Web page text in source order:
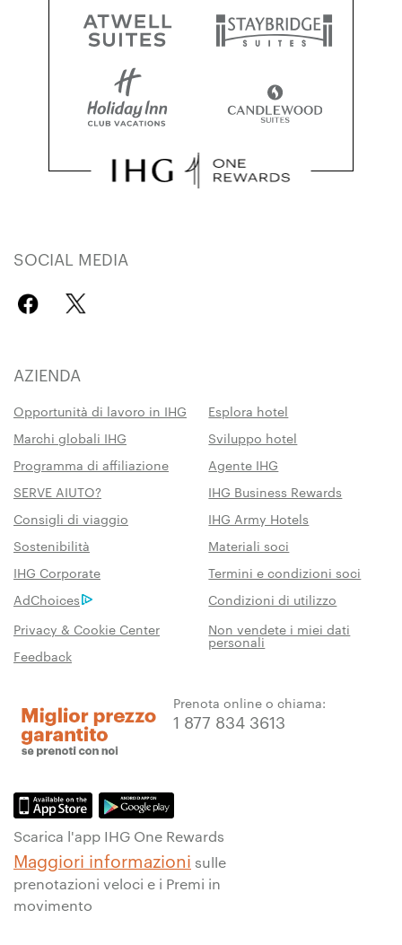
SOCIAL MEDIA
AZIENDA
Opportunità di lavoro in IHG
Esplora hotel
Marchi globali IHG
Sviluppo hotel
Programma di affiliazione
Agente IHG
SERVE AIUTO?
IHG Business Rewards
Consigli di viaggio
IHG Army Hotels
Sostenibilità
Materiali soci
IHG Corporate
Termini e condizioni soci
AdChoices
Condizioni di utilizzo
Privacy & Cookie Center
Non vendete i miei dati
personali
Feedback
Prenota online o chiama:
1 877 834 3613
Scarica l'app IHG One Rewards
Maggiori informazioni sulle
prenotazioni veloci e i Premi in
movimento